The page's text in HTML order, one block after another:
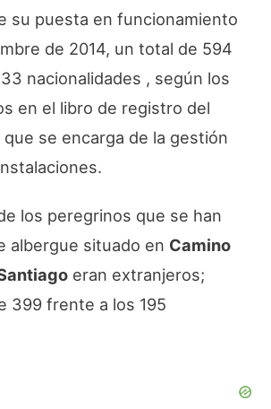
su puesta en funcionamiento
de 2014, un total de 594
nacionalidades , según los
en el libro de registro del
se encarga de la gestión
los peregrinos que se han
albergue situado en Camino
eran extranjeros;
399 frente a los 195